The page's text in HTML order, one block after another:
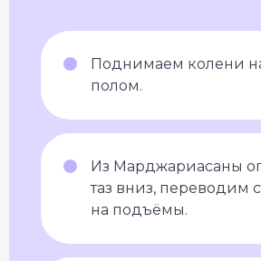
Поднимаем колени
полом.
Из Марджариасаны
таз вниз, переводим
на подъёмы.